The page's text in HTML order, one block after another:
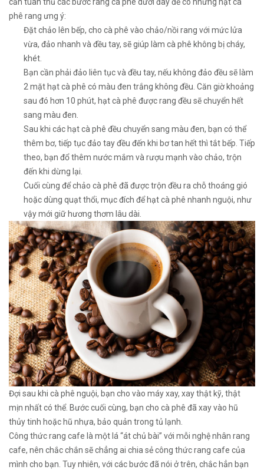
phê rang ưng ý:
Đặt chảo lên bếp, cho cà phê vào chảo/nồi rang với mức lửa
vừa, đảo nhanh và đều tay, sẽ giúp làm cà phê không bị cháy,
khét.
Bạn cần phải đảo liên tục và đều tay, nếu không đảo đều sẽ làm
2 mặt hạt cà phê có màu đen trắng không đều. Căn giờ khoảng
sau đó hơn 10 phút, hạt cà phê được rang đều sẽ chuyển hết
sang màu đen.
Sau khi các hạt cà phê đều chuyển sang màu đen, bạn có thể
thêm bơ, tiếp tục đảo tay đều đến khi bơ tan hết thì tắt bếp. Tiếp
theo, bạn đổ thêm nước mắm và rượu mạnh vào chảo, trộn
đến khi dừng lại.
Cuối cùng để chảo cà phê đã được trộn đều ra chỗ thoáng gió
hoặc dùng quạt thổi, mục đích để hạt cà phê nhanh nguội, như
vậy mới giữ hương thơm lâu dài.
Đợi sau khi cà phê nguội, bạn cho vào máy xay, xay thật kỹ, thật
mịn nhất có thể. Bước cuối cùng, bạn cho cà phê đã xay vào hũ
thủy tinh hoặc hũ nhựa, bảo quản trong tủ lạnh.
Công thức rang cafe là một lá “át chủ bài” với mỗi nghệ nhân rang
cafe, nên chắc chắn sẽ chẳng ai chia sẻ công thức rang cafe của
mình cho bạn. Tuy nhiên, với các bước đã nói ở trên, chắc hẳn bạn